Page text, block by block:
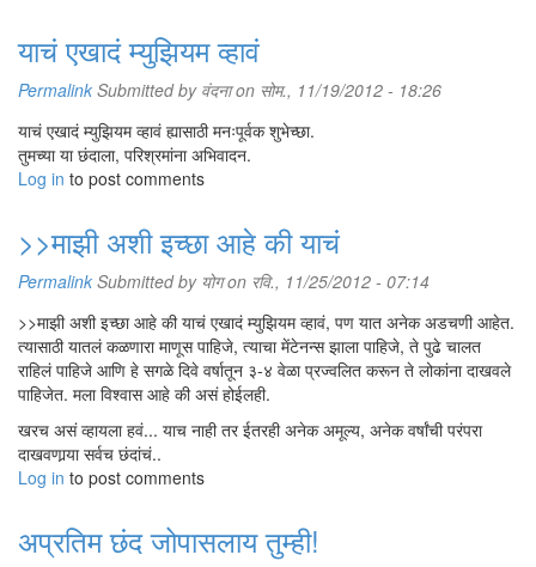
याचं एखादं म्युझियम व्हावं
Permalink Submitted by वंदनाon सोम., 11/19/2012 - 18:26
याचं एखादं म्युझियम व्हावं ह्यासाठी मनःपूर्वक शुभेच्छा.
तुमच्या या छंदाला, परिश्रमांना अभिवादन.
Log in to post comments
>>माझी अशी इच्छा आहे की याचं
Permalink Submitted by योगon रवि., 11/25/2012 - 07:14
>>माझी अशी इच्छा आहे की याचं एखादं म्युझियम व्हावं, पण यात अनेक अडचणी आहेत.
त्यासाठी यातलं कळणारा माणूस पाहिजे, त्याचा मेंटेनन्स झाला पाहिजे, ते पुढे चालत
राहिलं पाहिजे आणि हे सगळे दिवे वर्षातून ३-४ वेळा प्रज्वलित करून ते लोकांना दाखवले
पाहिजेत. मला विश्वास आहे की असं होईलही.
खरच असं व्हायला हवं... याच नाही तर ईतरही अनेक अमूल्य, अनेक वर्षांची परंपरा
दाखवणार्‍या सर्वच छंदांचं..
Log in to post comments
अप्रतिम छंद जोपासलाय तुम्ही!